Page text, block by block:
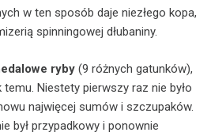
w ten sposób daje niezłego kopa,
spinningowej dłubaniny.
ryby (9 różnych gatunków),
Niestety pierwszy raz nie było
najwięcej sumów i szczupaków.
był przypadkowy i ponownie